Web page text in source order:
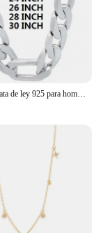
Collar de plata de ley 925 para hombre, cadena cubana clásica de 12MM, abalorio de 18 a 30 pulgadas, joyería de alta calidad para boda